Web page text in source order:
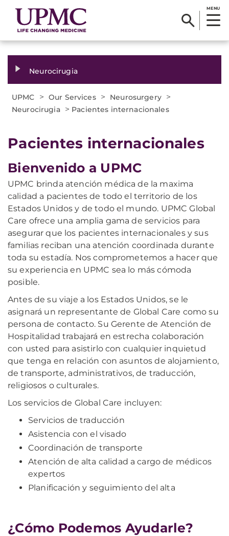
MENU
Neurocirugia
UPMC > Our Services > Neurosurgery >
Neurocirugia > Pacientes internacionales
​Pacientes internacionales
Bienvenido a UPMC
UPMC brinda atención médica de la maxima
calidad a pacientes de todo el territorio de los
Estados Unidos y de todo el mundo. UPMC Global
Care ofrece una amplia gama de servicios para
asegurar que los pacientes internacionales y sus
familias reciban una atención coordinada durante
toda su estadía. Nos comprometemos a hacer que
su experiencia en UPMC sea lo más cómoda
posible.
Antes de su viaje a los Estados Unidos, se le
asignará un representante de Global Care como su
persona de contacto. Su Gerente de Atención de
Hospitalidad trabajará en estrecha colaboración
con usted para asistirlo con cualquier inquietud
que tenga en relación con asuntos de alojamiento,
de transporte, administrativos, de traducción,
religiosos o culturales.
Los servicios de Global Care incluyen:
Servicios de traducción
Asistencia con el visado
Coordinación de transporte
Atención de alta calidad a cargo de médicos
expertos
Planificación y seguimiento del alta
¿Cómo Podemos Ayudarle?